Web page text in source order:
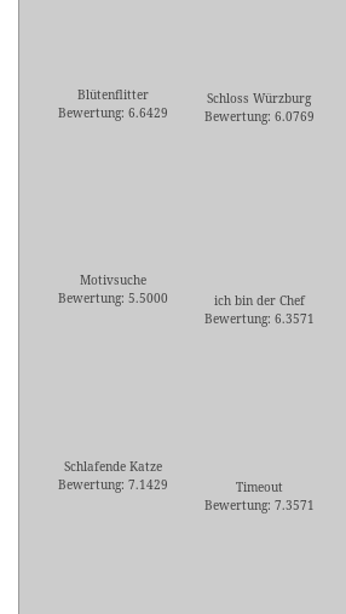
Blütenflitter
Bewertung: 6.6429
Schloss Würzburg
Bewertung: 6.0769
Motivsuche
Bewertung: 5.5000
ich bin der Chef
Bewertung: 6.3571
Schlafende Katze
Bewertung: 7.1429
Timeout
Bewertung: 7.3571